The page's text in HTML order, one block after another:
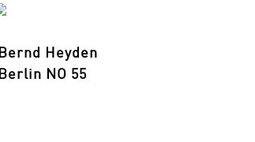
Bernd Heyden
Berlin NO 55